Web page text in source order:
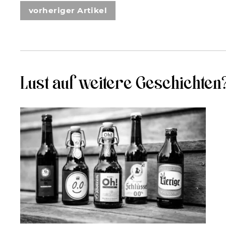
vorheriger Artikel
Lust auf weitere